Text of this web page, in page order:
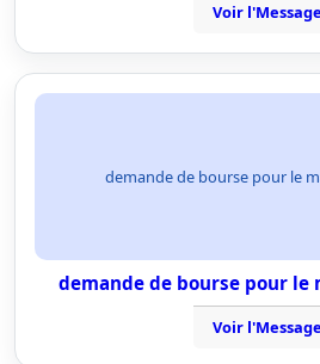
Voir l'Message
demande de bourse pour le
demande de bourse pour le
Voir l'Message